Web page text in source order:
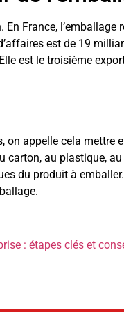
France, l’emballage
est de 19
est le troisième
on appelle cela mettre
carton, au plastique,
du produit à
: étapes clés et